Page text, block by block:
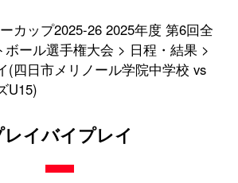
カップ2025-26 2025年度 第6回全
ボール選手権大会
日程・結果
(四日市メリノール学院中学校 vs
U15)
レイバイプレイ